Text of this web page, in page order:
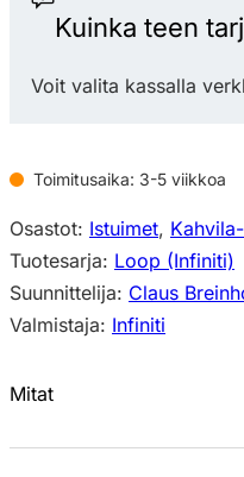
tuoli
Kuinka teen
Voit valita kassalla
Toimitusaika: 3-5 viikkoa
Osastot: Istuimet,
Tuotesarja: Loop (Infiniti)
Suunnittelija: Claus
Valmistaja: Infiniti
Mitat